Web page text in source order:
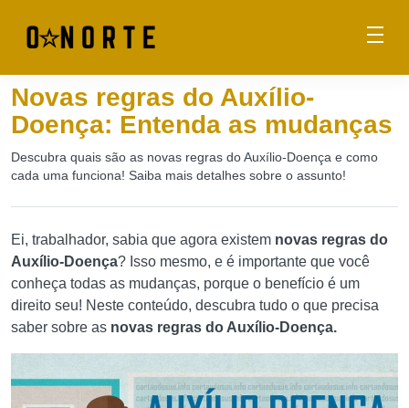
Novas regras do Auxílio-
Doença: Entenda as mudanças
Descubra quais são as novas regras do Auxílio-Doença e como
cada uma funciona! Saiba mais detalhes sobre o assunto!
Ei, trabalhador, sabia que agora existem novas regras do
Auxílio-Doença? Isso mesmo, e é importante que você
conheça todas as mudanças, porque o benefício é um
direito seu! Neste conteúdo, descubra tudo o que precisa
saber sobre as novas regras do Auxílio-Doença.